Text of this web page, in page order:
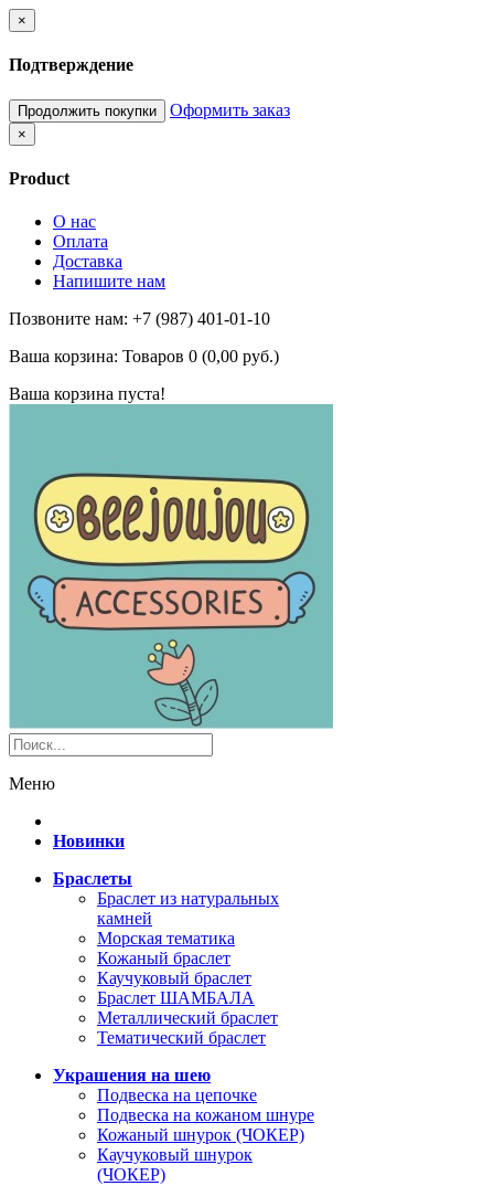
×
Подтверждение
Продолжить покупки Оформить заказ
×
Product
О нас
Оплата
Доставка
Напишите нам
Позвоните нам: +7 (987) 401-01-10
Ваша корзина: Товаров 0 (0,00 руб.)
Ваша корзина пуста!
Меню
Новинки
Браслеты
Браслет из натуральных
камней
Морская тематика
Кожаный браслет
Каучуковый браслет
Браслет ШАМБАЛА
Металлический браслет
Тематический браслет
Украшения на шею
Подвеска на цепочке
Подвеска на кожаном шнуре
Кожаный шнурок (ЧОКЕР)
Каучуковый шнурок
(ЧОКЕР)